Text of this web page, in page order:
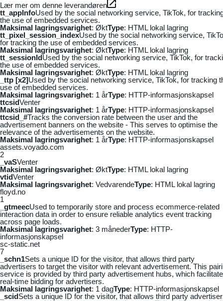
Lær mer om denne leverandøren
tt_appInfoUsed by the social networking service, TikTok, for
the use of embedded services.
Maksimal lagringsvarighet: ØktType: HTML lokal lagring
tt_pixel_session_indexUsed by the social networking service,
for tracking the use of embedded services.
Maksimal lagringsvarighet: ØktType: HTML lokal lagring
tt_sessionIdUsed by the social networking service, TikTok, for
the use of embedded services.
Maksimal lagringsvarighet: ØktType: HTML lokal lagring
_ttp [x2]Used by the social networking service, TikTok, for tracking
use of embedded services.
Maksimal lagringsvarighet: 1 årType: HTTP-informasjonskapsel
ttcsidVenter
Maksimal lagringsvarighet: 1 årType: HTTP-informasjonskapsel
ttcsid_#Tracks the conversion rate between the user and the
advertisement banners on the website - This serves to optimise the
relevance of the advertisements on the website.
Maksimal lagringsvarighet: 1 årType: HTTP-informasjonskapsel
assets.voyado.com
2
_vaSVenter
Maksimal lagringsvarighet: ØktType: HTML lokal lagring
vtidVenter
Maksimal lagringsvarighet: VedvarendeType: HTML lokal lagring
floyd.no
1
_gtmeecUsed to temporarily store and process ecommerce-related
interaction data in order to ensure reliable analytics event tracking
across page loads.
Maksimal lagringsvarighet: 3 månederType: HTTP-
informasjonskapsel
sc-static.net
7
_schn1Sets a unique ID for the visitor, that allows third party
advertisers to target the visitor with relevant advertisement. This
service is provided by third party advertisement hubs, which
real-time bidding for advertisers.
Maksimal lagringsvarighet: 1 dagType: HTTP-informasjonskapsel
_scidSets a unique ID for the visitor, that allows third party